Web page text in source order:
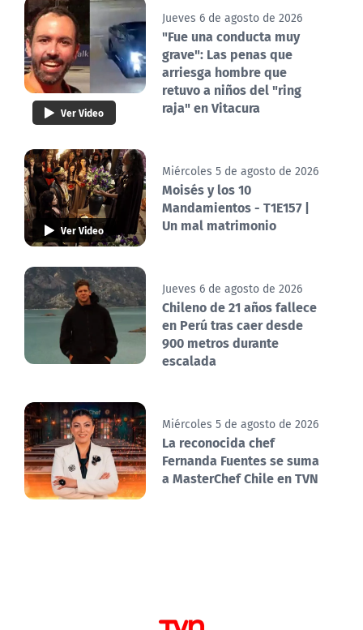
Ver Video
Jueves 6 de agosto de 2026
"Fue una conducta muy
grave": Las penas que
arriesga hombre que
retuvo a niños del "ring
raja" en Vitacura
Ver Video
Miércoles 5 de agosto de 2026
Moisés y los 10
Mandamientos - T1E157 |
Un mal matrimonio
Jueves 6 de agosto de 2026
Chileno de 21 años fallece
en Perú tras caer desde
900 metros durante
escalada
Miércoles 5 de agosto de 2026
La reconocida chef
Fernanda Fuentes se suma
a MasterChef Chile en TVN